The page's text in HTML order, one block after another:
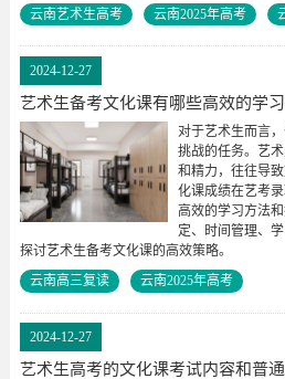
云南艺术生高考
云南2025年高考
2024-12-27
艺术生备考文化课有哪些高效的学
对于艺术生而言
挑战的任务。艺
和精力，往往导
化课成绩在艺考
高效的学习方法
定、时间管理、
探讨艺术生备考文化课的高效策略。
云南高三复读
云南2025年高考
2024-12-27
艺术生高考的文化课考试内容和普